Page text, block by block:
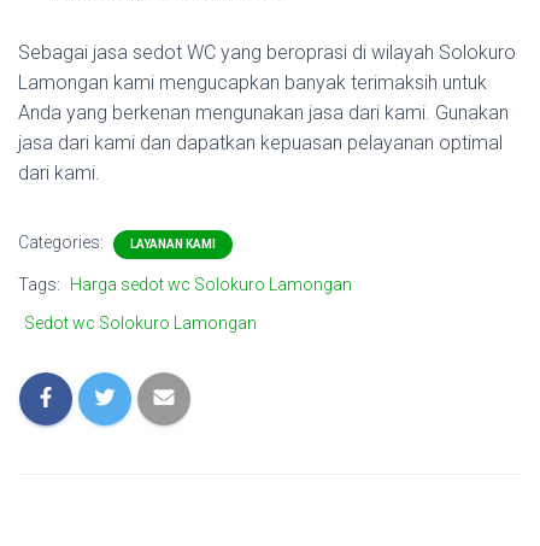
Sebagai jasa sedot WC yang beroprasi di wilayah Solokuro
Lamongan kami mengucapkan banyak terimaksih untuk
Anda yang berkenan mengunakan jasa dari kami. Gunakan
jasa dari kami dan dapatkan kepuasan pelayanan optimal
dari kami.
Categories: LAYANAN KAMI
Tags:
Harga sedot wc Solokuro Lamongan
Sedot wc Solokuro Lamongan